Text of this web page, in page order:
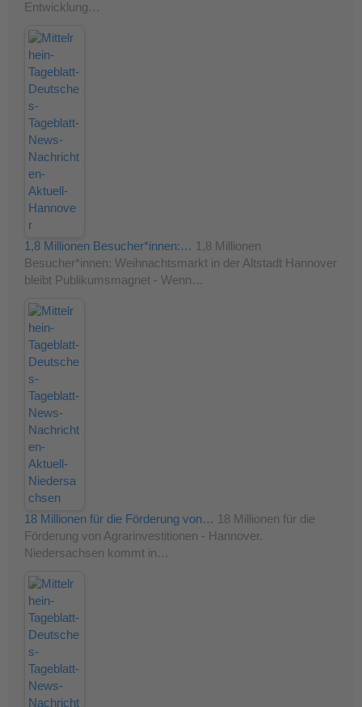
Entwicklung…
1,8 Millionen Besucher*innen:… 1,8 Millionen
Besucher*innen: Weihnachtsmarkt in der Altstadt Hannover
bleibt Publikumsmagnet - Wenn…
18 Millionen für die Förderung von… 18 Millionen für die
Förderung von Agrarinvestitionen - Hannover.
Niedersachsen kommt in…